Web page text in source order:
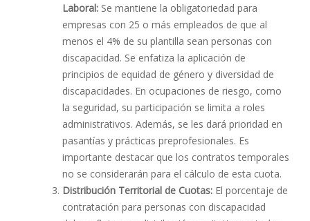
Laboral: Se mantiene la obligatoriedad para
empresas con 25 o más empleados de que al
menos el 4% de su plantilla sean personas con
discapacidad. Se enfatiza la aplicación de
principios de equidad de género y diversidad de
discapacidades. En ocupaciones de riesgo, como
la seguridad, su participación se limita a roles
administrativos. Además, se les dará prioridad en
pasantías y prácticas preprofesionales. Es
importante destacar que los contratos temporales
no se considerarán para el cálculo de esta cuota.
Distribución Territorial de Cuotas: El porcentaje de
contratación para personas con discapacidad